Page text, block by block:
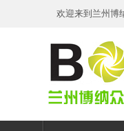
欢迎来到兰州博